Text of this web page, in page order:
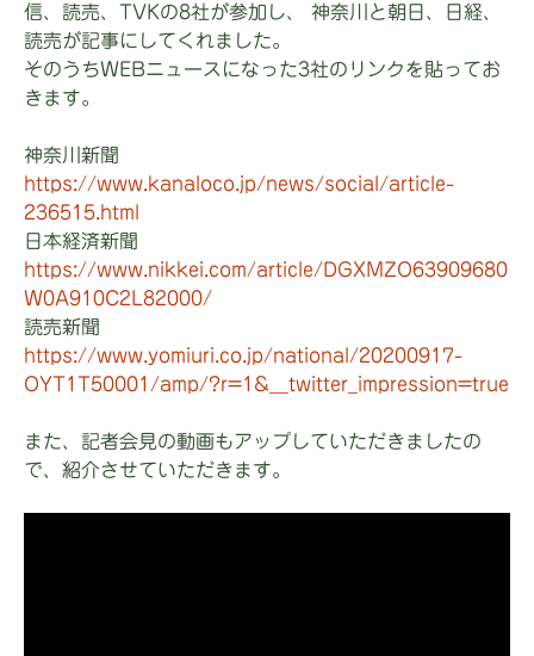
信、読売、TVKの8社が参加し、 神奈川と朝日、日経、
読売が記事にしてくれました。
そのうちWEBニュースになった3社のリンクを貼ってお
きます。
神奈川新聞
https://www.kanaloco.jp/news/social/article-
236515.html
日本経済新聞
https://www.nikkei.com/article/DGXMZO63909680
W0A910C2L82000/
読売新聞
https://www.yomiuri.co.jp/national/20200917-
OYT1T50001/amp/?r=1&__twitter_impression=true
また、記者会見の動画もアップしていただきましたの
で、紹介させていただきます。